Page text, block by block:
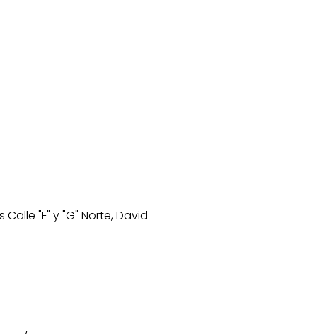
"F" y "G" Norte, David